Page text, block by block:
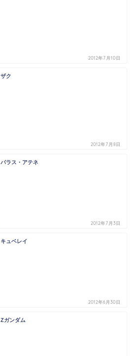
2012年7月10日
ザク
2012年7月8日
パラス・アテネ
2012年7月3日
キュベレイ
2012年6月30日
Zガンダム